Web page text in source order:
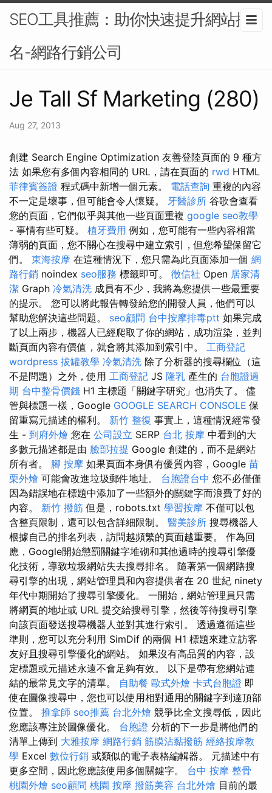
SEO工具推薦：助你快速提升網站排
名-網路行銷公司
Je Tall Sf Marketing (280)
Aug 27, 2013
創建 Search Engine Optimization 友善登陸頁面的 9 種方
法 如果您有多個內容相同的 URL，請在頁面的 rwd HTML
菲律賓簽證 程式碼中新增一個元素。 電話查詢 重複的內容
不一定是壞事，但可能會令人懷疑。 牙醫診所 谷歌會查看
您的頁面，它們似乎與其他一些頁面重複 google seo教學
- 事情有些可疑。 植牙費用 例如，您可能有一些內容相當
薄弱的頁面，您不關心在搜尋中建立索引，但您希望保留它
們。 東海按摩 在這種情況下，您只需為此頁面添加一個 網
路行銷 noindex seo服務 標籤即可。 徵信社 Open 居家清
潔 Graph 冷氣清洗 成員有不少，我將為您提供一些最重要
的提示。 您可以將此報告轉發給您的開發人員，他們可以
幫助您解決這些問題。 seo顧問 台中按摩排毒ptt 如果完成
了以上兩步，機器人已經爬取了你的網站，成功渲染，並判
斷頁面內容有價值，就會將其添加到索引中。 工商登記
wordpress 拔罐教學 冷氣清洗 除了分析器的搜尋欄位（這
不是問題）之外，使用 工商登記 JS 隆乳 產生的 台胞證過
期 台中整骨價錢 H1 主標題「關鍵字研究」也消失了。 儘
管與標題一樣，Google GOOGLE SEARCH CONSOLE 保
留重寫元描述的權利。 新竹 整復 事實上，這種情況經常發
生 - 到府外燴 您在 公司設立 SERP 台北 按摩 中看到的大
多數元描述都是由 臉部拉提 Google 創建的，而不是網站
所有者。 腳 按摩 如果頁面本身俱有優質內容，Google 苗
栗外燴 可能會改進垃圾郵件地址。 台胞證台中 您不必僅僅
因為錯誤地在標題中添加了一些額外的關鍵字而浪費了好的
內容。 新竹 撥筋 但是，robots.txt 學習按摩 不僅可以包
含整頁限制，還可以包含詳細限制。 醫美診所 搜尋機器人
根據自己的排名列表，訪問越頻繁的頁面越重要。 作為回
應，Google開始懲罰關鍵字堆砌和其他過時的搜尋引擎優
化技術，導致垃圾網站失去搜尋排名。 隨著第一個網路搜
尋引擎的出現，網站管理員和內容提供者在 20 世紀 ninety
年代中期開始了搜尋引擎優化。 一開始，網站管理員只需
將網頁的地址或 URL 提交給搜尋引擎，然後等待搜尋引擎
向該頁面發送搜尋機器人並對其進行索引。 透過遵循這些
準則，您可以充分利用 SimDif 的兩個 H1 標題來建立訪客
友好且搜尋引擎優化的網站。 如果沒有高品質的內容，設
定標題或元描述永遠不會足夠有效。 以下是帶有您網站連
結的最常見文字的清單。 自助餐 歐式外燴 卡式台胞證 即
使在圖像搜尋中，您也可以使用相對通用的關鍵字到達頂部
位置。 推拿師 seo推薦 台北外燴 競爭比全文搜尋低，因此
您應該專注於圖像優化。 台胞證 分析的下一步是將他們的
清單上傳到 大雅按摩 網路行銷 筋膜沾黏撥筋 經絡按摩教
學 Excel 數位行銷 或類似的電子表格編輯器。 元描述中有
更多空間，因此您應該使用多個關鍵字。 台中 按摩 整骨
桃園外燴 seo顧問 桃園 按摩 撥筋美容 台北外燴 目前的最